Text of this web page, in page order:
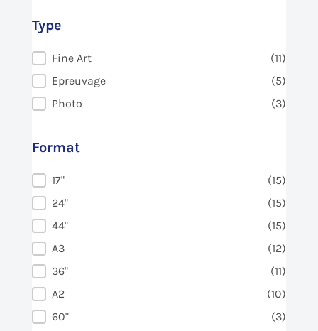
Type
TypeFine Art
(11)
Epreuvage
(5)
Photo
(3)
Format
Format
17"
(15)
24"
(15)
44"
(15)
A3
(12)
36"
(11)
A2
(10)
60"
(3)